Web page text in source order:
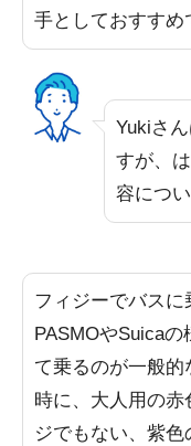
手としておすすめ
Yukiさ
すが、
容につ
フィジーでバス
PASMOやSuica
て乗るのが一般的
時に、大人用の
ジでもない、紫